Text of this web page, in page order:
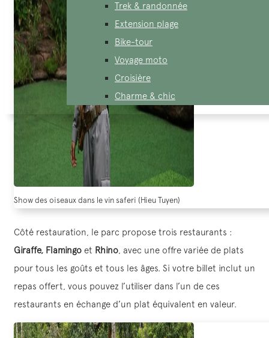
Trek & randonnée
Extension plage
Bike-tour
Voyage moto
Croisière
Charme & chic
Show des oiseaux dans le vin saferi (Hieu Tuyen)
Côté restauration, le parc propose trois restaurants :
Giraffe, Flamingo et Rhino , avec une offre variée de plats
pour tous les goûts et tous les âges. Si votre billet inclut un
repas offert, vous pouvez l’utiliser dans l’un de ces
restaurants en échange d’un plat équivalent en valeur.